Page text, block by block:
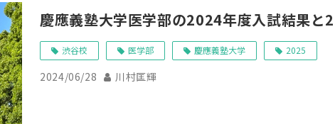
慶應義塾大学医学部の2024年度入試結果と
渋谷校 医学部 慶應義塾大学 2025
2024/06/28 川村匡輝